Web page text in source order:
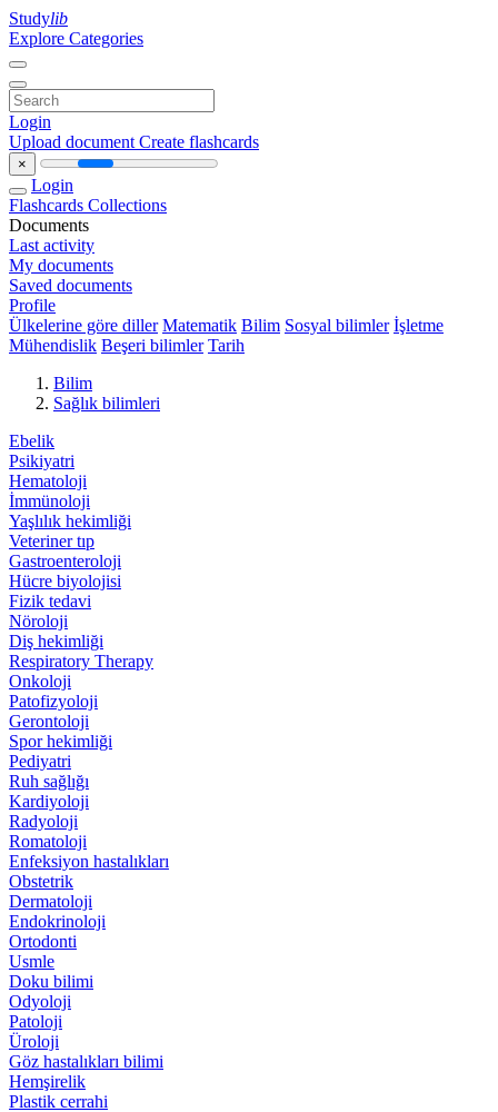
Studylib
Explore Categories
Login
Upload document Create flashcards
×
Login
Flashcards Collections
Documents
Last activity
My documents
Saved documents
Profile
Ülkelerine göre diller Matematik Bilim Sosyal bilimler İşletme
Mühendislik Beşeri bilimler Tarih
Bilim
Sağlık bilimleri
Ebelik
Psikiyatri
Hematoloji
İmmünoloji
Yaşlılık hekimliği
Veteriner tıp
Gastroenteroloji
Hücre biyolojisi
Fizik tedavi
Nöroloji
Diş hekimliği
Respiratory Therapy
Onkoloji
Patofizyoloji
Gerontoloji
Spor hekimliği
Pediyatri
Ruh sağlığı
Kardiyoloji
Radyoloji
Romatoloji
Enfeksiyon hastalıkları
Obstetrik
Dermatoloji
Endokrinoloji
Ortodonti
Usmle
Doku bilimi
Odyoloji
Patoloji
Üroloji
Göz hastalıkları bilimi
Hemşirelik
Plastik cerrahi